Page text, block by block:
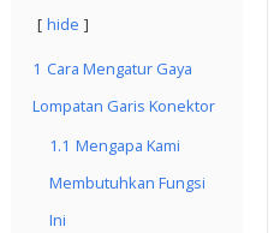
hide
1 Cara Mengatur Gaya
Lompatan Garis Konektor
1.1 Mengapa Kami
Membutuhkan Fungsi
Ini